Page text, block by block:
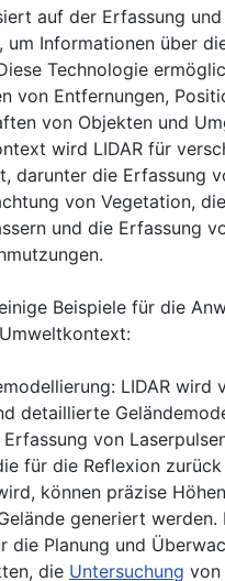
auf der Erfassung
um Informationen über
Technologie
von Entfernungen,
von Objekten und
wird LIDAR für
darunter die Erfassung
von Vegetation,
und die Erfassung
Beispiele für die
LIDAR wird
detaillierte
von
für die Reflexion zurück
können präzise
generiert werden.
die Planung und
die Untersuchung von